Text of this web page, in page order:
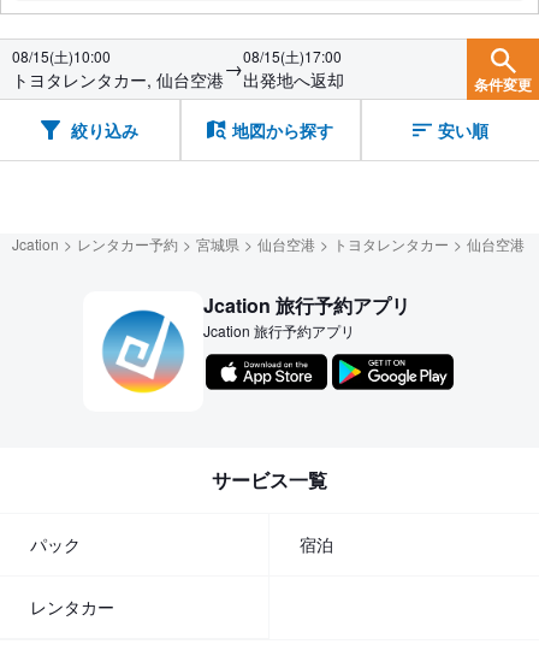
08/15(土)10:00
トヨタレンタカー, 仙台空港→08/15(土)17:00
出発地へ返却 条件変更
絞り込み 地図から探す 安い順
Jcation レンタカー予約 宮城県 仙台空港 トヨタレンタカー 仙台空港
Jcation 旅行予約アプリ
Jcation 旅行予約アプリ
サービス一覧
パック 宿泊
レンタカー